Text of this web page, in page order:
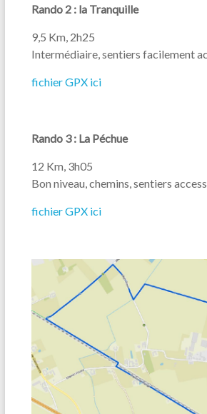
Rando 2 : la Tranquille
9,5 Km, 2h25
Intermédiaire, sentiers facilement
fichier GPX ici
Rando 3 : La Péchue
12 Km, 3h05
Bon niveau, chemins, sentiers
fichier GPX ici